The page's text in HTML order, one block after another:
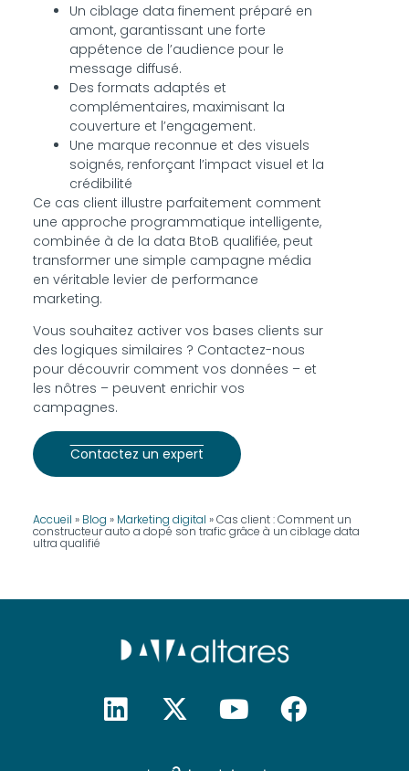
Un ciblage data finement préparé en
amont, garantissant une forte
appétence de l’audience pour le
message diffusé.
Des formats adaptés et
complémentaires, maximisant la
couverture et l’engagement.
Une marque reconnue et des visuels
soignés, renforçant l’impact visuel et la
crédibilité
Ce cas client illustre parfaitement comment
une approche programmatique intelligente,
combinée à de la data BtoB qualifiée, peut
transformer une simple campagne média
en véritable levier de performance
marketing.
Vous souhaitez activer vos bases clients sur
des logiques similaires ? Contactez-nous
pour découvrir comment vos données – et
les nôtres – peuvent enrichir vos
campagnes.
Contactez un expert
Accueil » Blog » Marketing digital »Cas client : Comment un
constructeur auto a dopé son trafic grâce à un ciblage data
ultra qualifié